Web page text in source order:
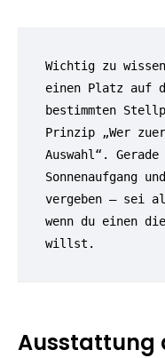
Wichtig zu
einen Platz auf
bestimmten
Prinzip „Wer
Auswahl“.
Sonnenaufgang
vergeben – sei
wenn du einen
willst.
Ausstattung